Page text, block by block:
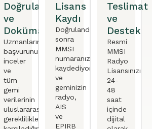
Doğrulama
ve
Dokümantasyon
Uzmanlarımız
başvurunuzu
inceler
ve
tüm
gemi
verilerinin
uluslararası
gereklilikleri
Lisans
Kaydı
Doğrulandıktan
sonra
MMSI
numaranızı
kaydediyoruz
ve
geminizin
radyo,
AIS
ve
EPIRB
Teslimat
ve
Destek
Resmi
MMSI
Radyo
Lisansınızı
24-
48
saat
içinde
dijital